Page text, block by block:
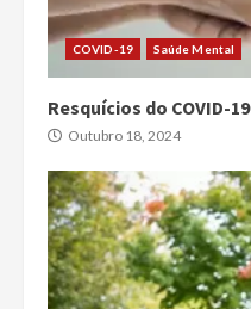
COVID-19 Saúde Mental
Resquícios do COVID-19
Outubro 18, 2024